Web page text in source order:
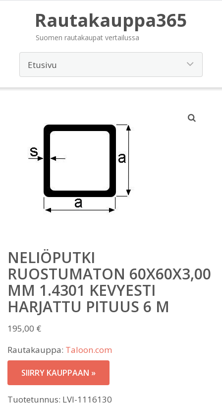
Rautakauppa365
Suomen rautakaupat vertailussa
NELIÖPUTKI
RUOSTUMATON 60X60X3,00
MM 1.4301 KEVYESTI
HARJATTU PITUUS 6 M
195,00 €
Rautakauppa: Taloon.com
SIIRRY KAUPPAAN »
Tuotetunnus: LVI-1116130